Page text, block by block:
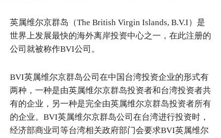
英属维尔京群岛（The British Virgin Islands, B.V.I）是
世界上发展最快的海外离岸投资中心之一，在此注册的
公司就被称作BVI公司。
BVI英属维尔京群岛公司在中国台湾投资企业的形式有
两种，一种是由英属维尔京群岛投资者和台湾投资者共
有的企业，另一种是完全由英属维尔京群岛投资者所有
的企业。BVI英属维尔京群岛公司在台湾进行投资时，
经济部商业司等台湾相关政府部门会要求BVI英属维尔